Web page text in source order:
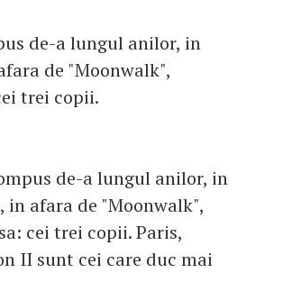
de-a lungul anilor, in
de "Moonwalk",
trei copii.
de-a lungul anilor, in
afara de "Moonwalk",
cei trei copii. Paris,
II sunt cei care duc mai